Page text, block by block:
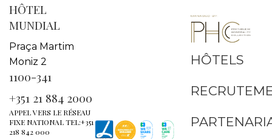
HÔTEL
MUNDIAL
Praça Martim
Moniz 2
1100-341
+351 21 884 2000
APPEL VERS LE RÉSEAU
FIXE NATIONAL TEL:+351
218 842 000
HÔTELS